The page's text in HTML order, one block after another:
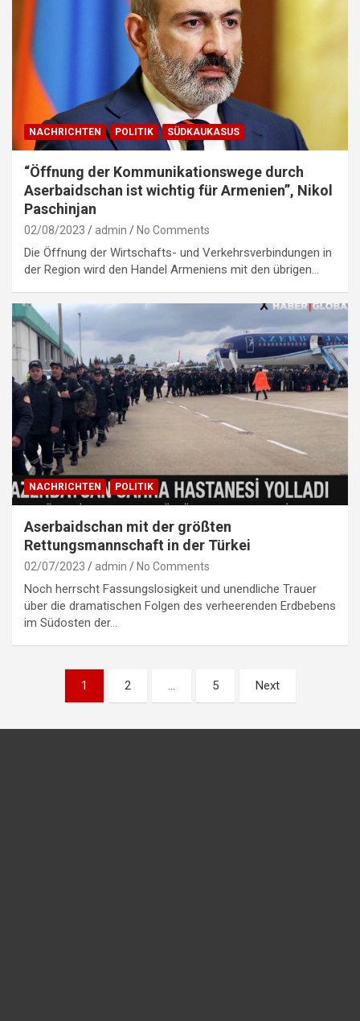
NACHRICHTEN POLITIK SÜDKAUKASUS
“Öffnung der Kommunikationswege durch
Aserbaidschan ist wichtig für Armenien”, Nikol
Paschinjan
02/08/2023 admin No Comments
Die Öffnung der Wirtschafts- und Verkehrsverbindungen in
der Region wird den Handel Armeniens mit den übrigen…
NACHRICHTEN POLITIK
Aserbaidschan mit der größten
Rettungsmannschaft in der Türkei
02/07/2023 admin No Comments
Noch herrscht Fassungslosigkeit und unendliche Trauer
über die dramatischen Folgen des verheerenden Erdbebens
im Südosten der…
pagination
1 2 … 5 Next